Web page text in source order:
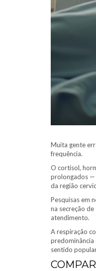
Muita gente
frequência.
O cortisol,
prolongados —
da região
Pesquisas em
na secreção
atendimento.
A respiração
predominância
sentido